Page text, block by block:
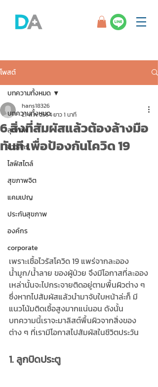
โพสต์
บทความทั้งหมด
สุขภาพ
ข่าวสาร
ไลฟ์สไตล์
สุขภาพจิต
แคมเปญ
ประกันสุขภาพ
องค์กร
corporate
บทความทั้งหมด
6 สิ่งที่สัมผัสแล้วต้องล้างมือ
ทันที เพื่อป้องกันโควิด 19
hans18326
21 พ.ค. 2564ยาว 1 นาที
เพราะเชื้อไวรัสโควิด 19 แพร่จากละออง
น้ำมูก/น้ำลาย ของผู้ป่วย จึงมีโอกาสที่ละออง
เหล่านั้นจะไปกระจายติดอยู่ตามพื้นผิวต่าง ๆ
ซึ่งหากไปสัมผัสแล้วนำมาจับใบหน้าล่ะก็ มี
แนวโน้มติดเชื้อสูงมากแน่นอน ดังนั้น
บทความนี้เราจะมาลิสต์พื้นผิวจากสิ่งของ
ต่าง ๆ ที่เรามีโอกาสไปสัมผัสในชีวิตประวัน
1. ลูกบิดประตู